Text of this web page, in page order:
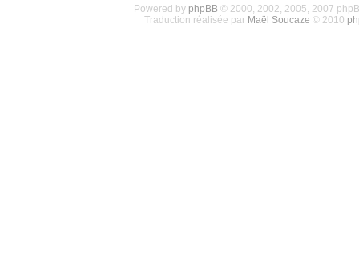
Powered by phpBB© 2000, 2002, 2005, 2007
Traduction réalisée par Maël Soucaze © 2010